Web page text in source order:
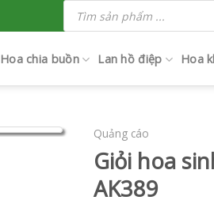
Tìm
kiếm
phẩm
Hoa chia buồn Lan hồ điệp Hoa
Quảng cáo
Giỏi hoa
AK389